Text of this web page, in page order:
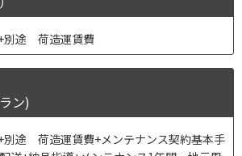
別途 荷造運賃費
ン)
別途 荷造運賃費+メンテナンス契約基本手